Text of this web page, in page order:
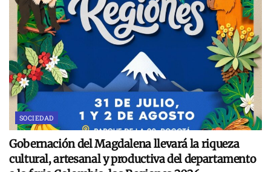
SOCIEDAD
Gobernación del Magdalena llevará la riqueza
cultural, artesanal y productiva del departamento